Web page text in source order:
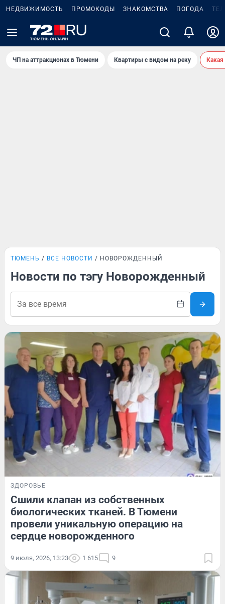
НЕДВИЖИМОСТЬ ПРОМОКОДЫ ЗНАКОМСТВА ПОГОДА
ЧП на аттракционах в Тюмени Квартиры с видом на реку
ТЮМЕНЬ ВСЕ НОВОСТИ НОВОРОЖДЕННЫЙ
Новости по тэгу Новорожденный
ЗДОРОВЬЕ
Сшили клапан из собственных
биологических тканей. В Тюмени
провели уникальную операцию на
сердце новорожденного
9 июля, 2026, 13:23 1 615 9